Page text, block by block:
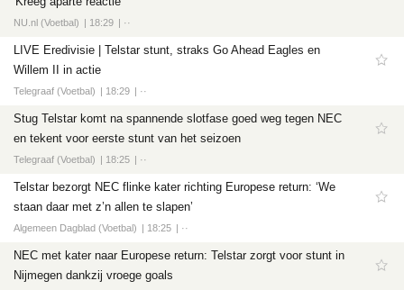
NU.nl (Voetbal) 18:29 ··
LIVE Eredivisie | Telstar stunt, straks Go Ahead Eagles en
Willem II in actie
Telegraaf (Voetbal) 18:29 ··
Stug Telstar komt na spannende slotfase goed weg tegen NEC
en tekent voor eerste stunt van het seizoen
Telegraaf (Voetbal) 18:25 ··
Telstar bezorgt NEC flinke kater richting Europese return: ‘We
staan daar met z’n allen te slapen’
Algemeen Dagblad (Voetbal) 18:25 ··
NEC met kater naar Europese return: Telstar zorgt voor stunt in
Nijmegen dankzij vroege goals